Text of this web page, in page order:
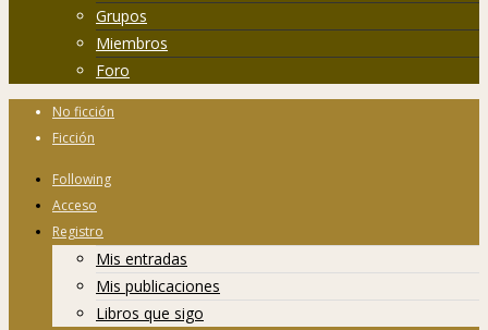
Grupos
Miembros
Foro
No ficción
Ficción
Following
Acceso
Registro
Mis entradas
Mis publicaciones
Libros que sigo